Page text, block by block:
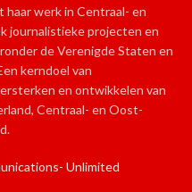
werk in Centraal- en
journalistieke projecten en
de Verenigde Staten en
kerndoel van
en ontwikkelen van
Centraal- en Oost-
Unlimited